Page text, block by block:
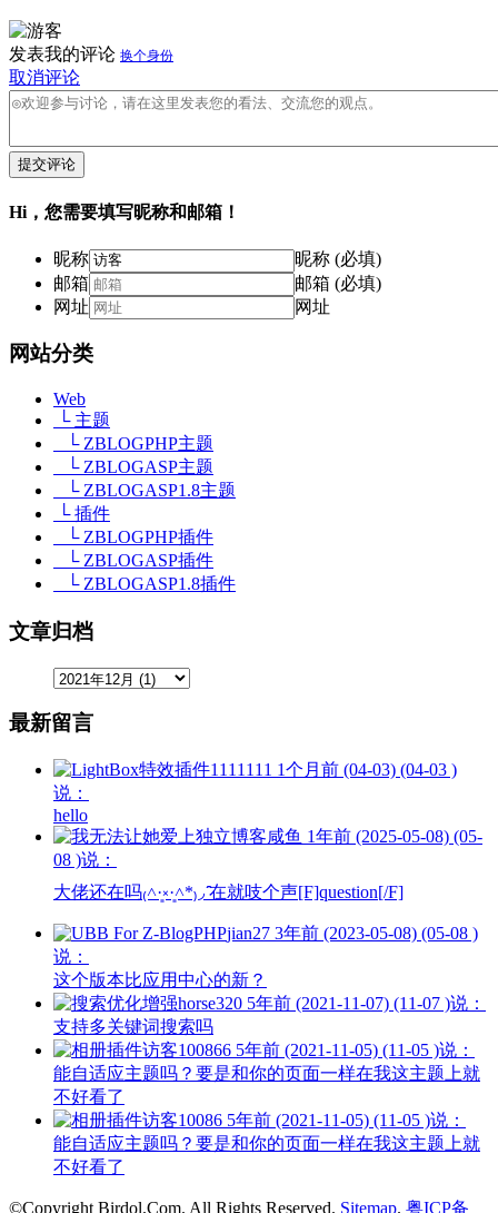
发表我的评论 换个身份
取消评论
提交评论
Hi，您需要填写昵称和邮箱！
昵称
昵称 (必填)
邮箱
邮箱 (必填)
网址
网址
网站分类
Web
└ 主题
└ ZBLOGPHP主题
└ ZBLOGASP主题
└ ZBLOGASP1.8主题
└ 插件
└ ZBLOGPHP插件
└ ZBLOGASP插件
└ ZBLOGASP1.8插件
文章归档
最新留言
1111111 1个月前 (04-03) (04-03 )
说：
hello
咸鱼 1年前 (2025-05-08) (05-
08 )说：
大佬还在吗₍˄·͈༝·͈˄*₎◞ ̑̑在就吱个声[F]question[/F]
jian27 3年前 (2023-05-08) (05-08 )
说：
这个版本比应用中心的新？
horse320 5年前 (2021-11-07) (11-07 )说：
支持多关键词搜索吗
访客100866 5年前 (2021-11-05) (11-05 )说：
能自适应主题吗？要是和你的页面一样在我这主题上就
不好看了
访客10086 5年前 (2021-11-05) (11-05 )说：
能自适应主题吗？要是和你的页面一样在我这主题上就
不好看了
©Copyright Birdol.Com. All Rights Reserved. Sitemap. 粤ICP备